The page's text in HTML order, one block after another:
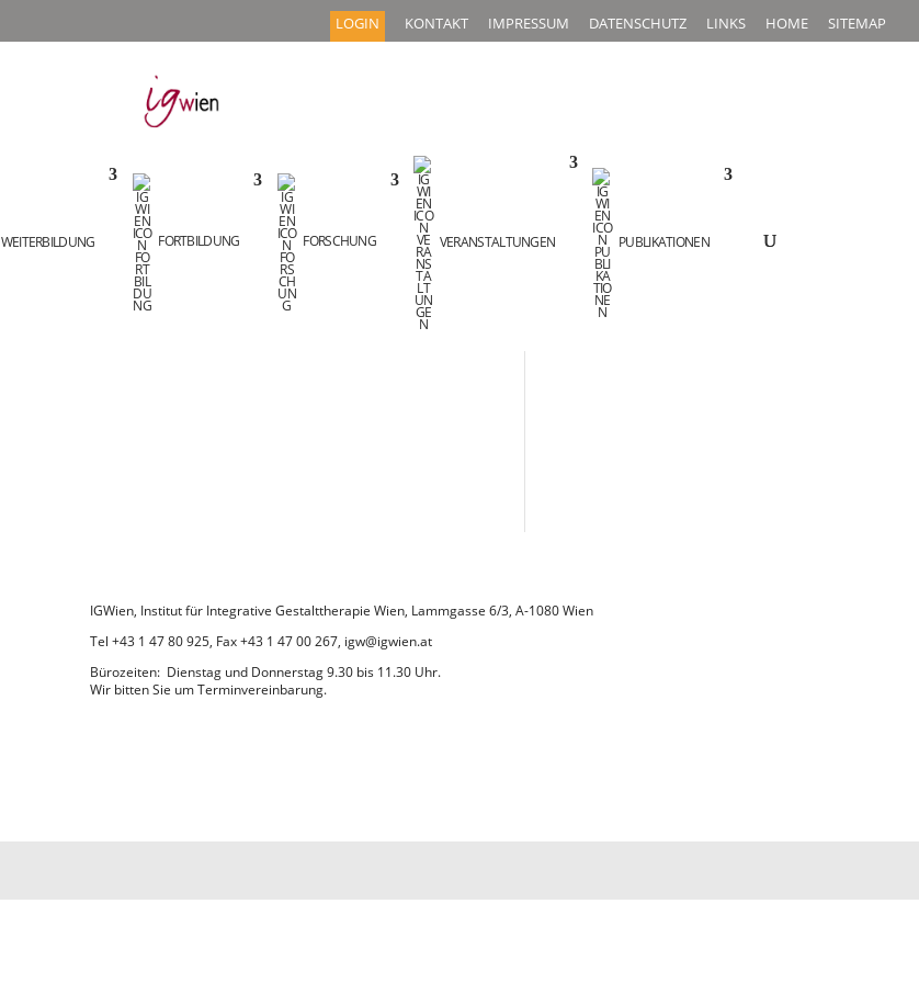
LOGIN KONTAKT IMPRESSUM DATENSCHUTZ LINKS HOME SITEMAP
WEITERBILDUNG FORTBILDUNG FORSCHUNG VERANSTALTUNGEN PUBLIKATIONEN
IGWien, Institut für Integrative Gestalttherapie Wien, Lammgasse 6/3, A-1080 Wien
Tel +43 1 47 80 925, Fax +43 1 47 00 267, igw@igwien.at
Bürozeiten: Dienstag und Donnerstag 9.30 bis 11.30 Uhr.
Wir bitten Sie um Terminvereinbarung.